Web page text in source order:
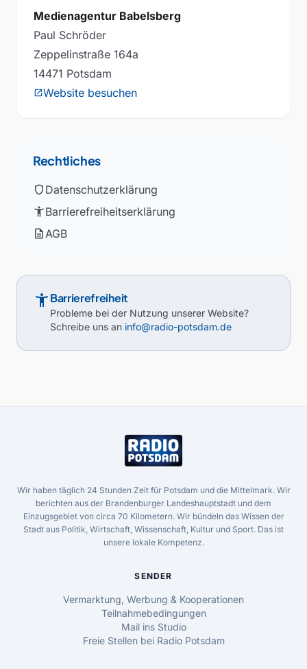
Medienagentur Babelsberg
Paul Schröder
Zeppelinstraße 164a
14471 Potsdam
open_in_newWebsite besuchen
Rechtliches
shield Datenschutzerklärung
accessibility_newBarrierefreiheitserklärung
descriptionAGB
accessibility_newBarrierefreiheit
Probleme bei der Nutzung unserer Website?
Schreibe uns an info@radio-potsdam.de
Wir haben täglich 24 Stunden Zeit für Potsdam und die Mittelmark. Wir
berichten aus der Brandenburger Landeshauptstadt und dem
Einzugsgebiet von circa 70 Kilometern. Wir bündeln das Wissen der
Stadt aus Politik, Wirtschaft, Wissenschaft, Kultur und Sport. Das ist
unsere lokale Kompetenz.
SENDER
Vermarktung, Werbung & Kooperationen
Teilnahmebedingungen
Mail ins Studio
Freie Stellen bei Radio Potsdam